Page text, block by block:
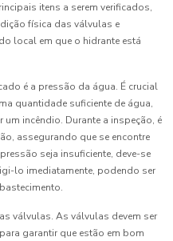
itens a serem verificados,
física das válvulas e
local em que o hidrante está
é a pressão da água. É crucial
quantidade suficiente de água,
incêndio. Durante a inspeção, é
assegurando que se encontre
seja insuficiente, deve-se
lo imediatamente, podendo ser
válvulas. As válvulas devem ser
garantir que estão em bom